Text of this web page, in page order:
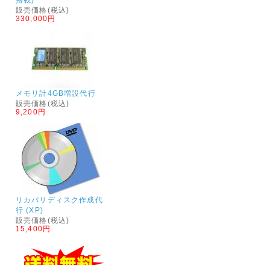
販売価格(税込)
330,000円
メモリ計4GB増設代行
販売価格(税込)
9,200円
リカバリディスク作成代
行 (XP)
販売価格(税込)
15,400円